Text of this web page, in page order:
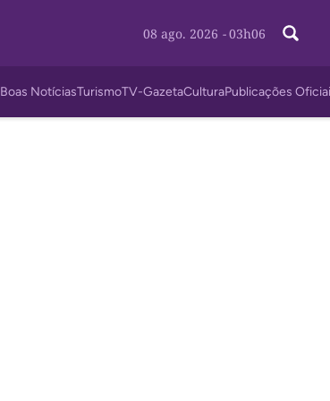
08 ago. 2026 - 03h06
Boas NotíciasTurismoTV-GazetaCulturaPublicações